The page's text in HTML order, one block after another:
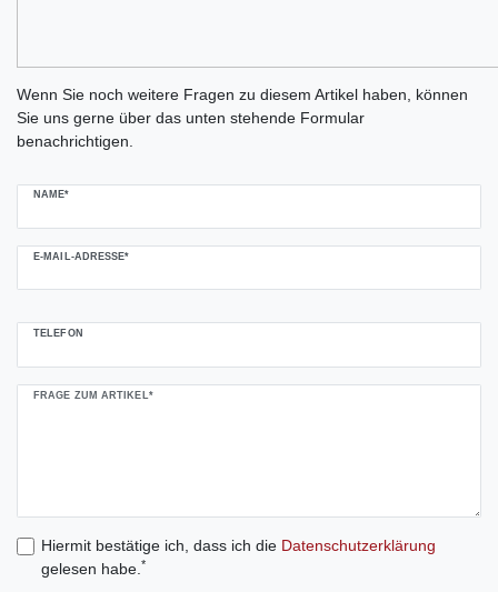
Wenn Sie noch weitere Fragen zu diesem Artikel haben, können
Sie uns gerne über das unten stehende Formular
benachrichtigen.
NAME*
E-MAIL-ADRESSE*
TELEFON
FRAGE ZUM ARTIKEL*
Hiermit bestätige ich, dass ich die Daten­schutz­erklärung
gelesen habe. *